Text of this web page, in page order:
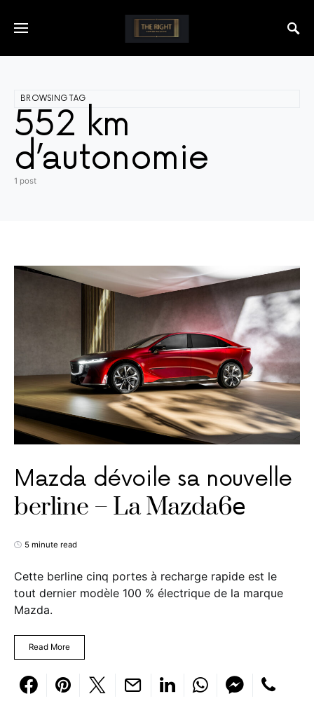
BROWSING TAG
552 km
d’autonomie
1 post
Mazda dévoile sa nouvelle
berline – La Mazda6𝖾
5 minute read
Cette berline cinq portes à recharge rapide est le
tout dernier modèle 100 % électrique de la marque
Mazda.
Read More